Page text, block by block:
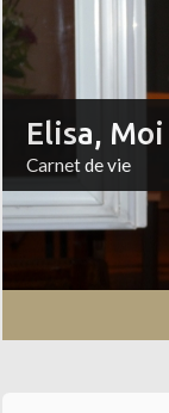
Elisa,
Carnet de vie